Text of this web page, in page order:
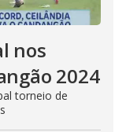
nos
2024
torneio de